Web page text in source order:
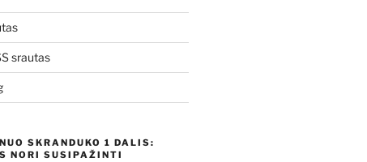
srautas
SKRANDUKO 1 DALIS:
NORI SUSIPAŽINTI